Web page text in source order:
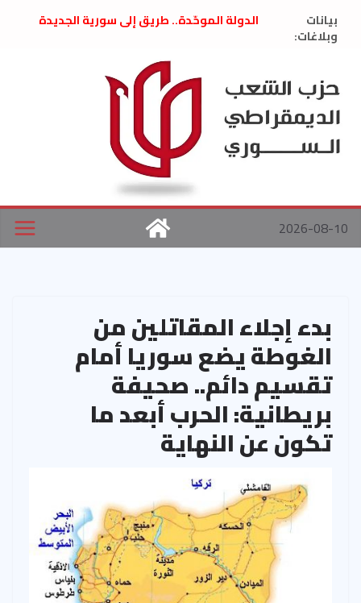
بيانات
وبلاغات:
الدولة الموحّدة.. طريق إلى سورية الجديدة
العام السابق لحزب الاتحاد الاشتراكي العربي
الديمقراطي
بلاغ صادر عن اجتماع اللجنة المركزية نيسان
2026
الحرب الأمريكية الإسرائيلية على نظام الملالي
في إيران .. بيان من حزب الشعب الديمقراطي
السوري
2026-08-10
بدء إجلاء المقاتلين من
الغوطة يضع سوريا أمام
تقسيم دائم.. صحيفة
بريطانية: الحرب أبعد ما
تكون عن النهاية